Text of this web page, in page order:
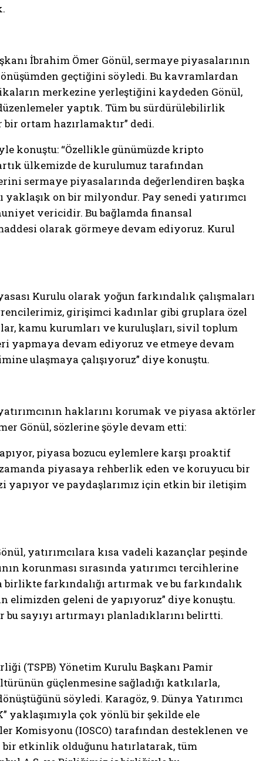
İbrahim Ömer Gönül, sermaye piyasalarının
geçtiğini söyledi. Bu kavramlardan
merkezine yerleştiğini kaydeden Gönül,
yaptık. Tüm bu sürdürülebilirlik
ortam hazırlamaktır” dedi.
konuştu: “Özellikle günümüzde kripto
ülkemizde de kurulumuz tarafından
sermaye piyasalarında değerlendiren başka
on bir milyondur. Pay senedi yatırımcı
vericidir. Bu bağlamda finansal
olarak görmeye devam ediyoruz. Kurul
Kurulu olarak yoğun farkındalık çalışmaları
girişimci kadınlar gibi gruplara özel
kamu kurumları ve kuruluşları, sivil toplum
yapmaya devam ediyoruz ve etmeye devam
ulaşmaya çalışıyoruz” diye konuştu.
haklarını korumak ve piyasa aktörler
Gönül, sözlerine şöyle devam etti:
piyasa bozucu eylemlere karşı proaktif
piyasaya rehberlik eden ve koruyucu bir
yapıyor ve paydaşlarımız için etkin bir iletişim
yatırımcılara kısa vadeli kazançlar peşinde
korunması sırasında yatırımcı tercihlerine
farkındalığı artırmak ve bu farkındalık
elimizden geleni de yapıyoruz” diye konuştu.
sayıyı artırmayı planladıklarını belirtti.
(TSPB) Yönetim Kurulu Başkanı Pamir
güçlenmesine sağladığı katkılarla,
söyledi. Karagöz, 9. Dünya Yatırımcı
yaklaşımıyla çok yönlü bir şekilde ele
Komisyonu (IOSCO) tarafından desteklenen ve
bir etkinlik olduğunu hatırlatarak, tüm